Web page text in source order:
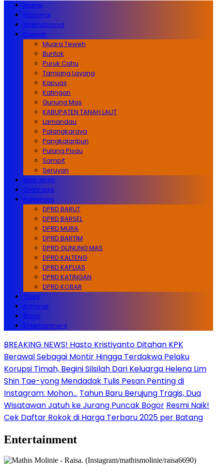
Home
Nasional
Internasional
Daerah
Muara Teweh
Buntok
Puruk Cahu
Tamiang Layang
Kapuas
Katingan
Gunung Mas
KABUPATEN TANAH LAUT
Lamandau
Palangkaraya
Pangkalanbun
Pulang Pisau
Sampit
Seruyan
Metrokrim
Olahraga
Parlemen
DPRD BARUT
DPRD BARSEL
DPRD MURA
DPRD BARTIM
DPRD GUNUNG MAS
DPRD KALTENG
DPRD KAPUAS
DPRD KATINGAN
DPRD KOBAR
Opini
Kriminal
Bisnis
Entertainment
BREAKING NEWS! Hasto Kristiyanto Ditahan KPK
Berawal Sebagai Montir Hingga Terdakwa Pelaku
Korupsi Timah, Begini Silsilah Dari Keluarga Helena Lim
Shin Tae-yong Mendadak Tulis Pesan Penting di
Instagram: Mohon… Tahun Baru Berujung Tragis, Dua
Wisatawan Jatuh ke Jurang Puncak Bogor Resmi Naik!
Cek Daftar Rokok di Harga Terbaru 2025 per Batang
Entertainment